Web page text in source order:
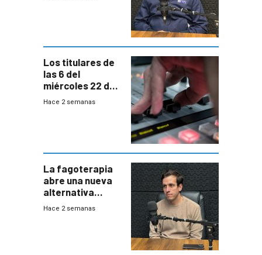
Los titulares de
las 6 del
miércoles 22 de
julio de 2026
Hace 2 semanas
La fagoterapia
abre una nueva
alternativa
contra bacterias
Hace 2 semanas